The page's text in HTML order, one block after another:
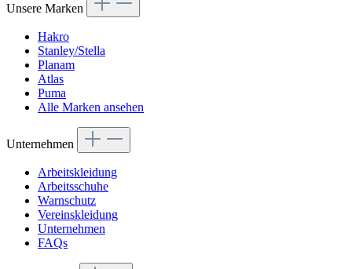
Unsere Marken
Hakro
Stanley/Stella
Planam
Atlas
Puma
Alle Marken ansehen
Unternehmen
Arbeitskleidung
Arbeitsschuhe
Warnschutz
Vereinskleidung
Unternehmen
FAQs